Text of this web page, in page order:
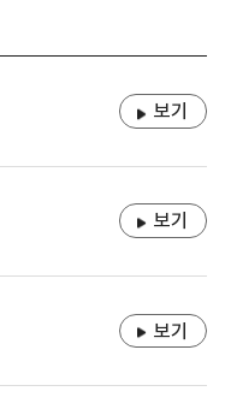
보기
보기
보기